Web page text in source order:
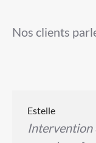
Nos clients
Estelle
Intervention